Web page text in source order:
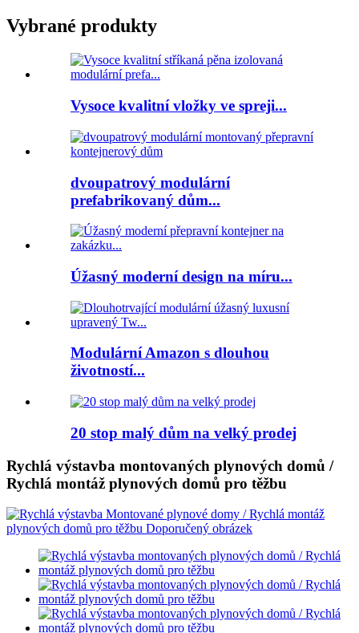
Vybrané produkty
Vysoce kvalitní vložky ve spreji...
dvoupatrový modulární
prefabrikovaný dům...
Úžasný moderní design na míru...
Modulární Amazon s dlouhou
životností...
20 stop malý dům na velký prodej
Rychlá výstavba montovaných plynových domů /
Rychlá montáž plynových domů pro těžbu